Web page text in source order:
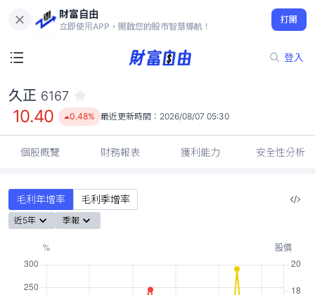
財富自由
立即使用APP，開啟您的股市智慧導航！
打開
登入
10.40
0.48%
久正 6167
10.40 0.48% 最近更新時間： 2026/08/07 05:30
個股概覽 財務報表 獲利能力 安全性分析
毛利年增率 毛利季增率
近5年 季報